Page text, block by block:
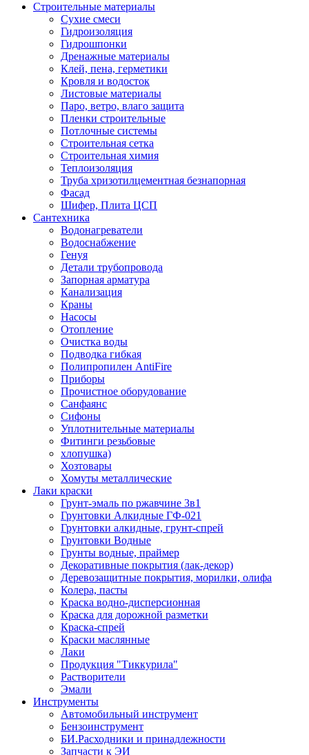
Строительные материалы
Сухие смеси
Гидроизоляция
Гидрошпонки
Дренажные материалы
Клей, пена, герметики
Кровля и водосток
Листовые материалы
Паро, ветро, влаго защита
Пленки строительные
Потлочные системы
Строительная сетка
Строительная химия
Теплоизоляция
Труба хризотилцементная безнапорная
Фасад
Шифер, Плита ЦСП
Сантехника
Водонагреватели
Водоснабжение
Генуя
Детали трубопровода
Запорная арматура
Канализация
Краны
Насосы
Отопление
Очистка воды
Подводка гибкая
Полипропилен AntiFire
Приборы
Прочистное оборудование
Санфаянс
Сифоны
Уплотнительные материалы
Фитинги резьбовые
хлопушка)
Хозтовары
Хомуты металлические
Лаки краски
Грунт-эмаль по ржавчине 3в1
Грунтовки Алкидные ГФ-021
Грунтовки алкидные, грунт-спрей
Грунтовки Водные
Грунты водные, праймер
Декоративные покрытия (лак-декор)
Деревозащитные покрытия, морилки, олифа
Колера, пасты
Краска водно-дисперсионная
Краска для дорожной разметки
Краска-спрей
Краски маслянные
Лаки
Продукция "Тиккурила"
Растворители
Эмали
Инструменты
Автомобильный инструмент
Бензоинструмент
БИ.Расходники и принадлежности
Запчасти к ЭИ